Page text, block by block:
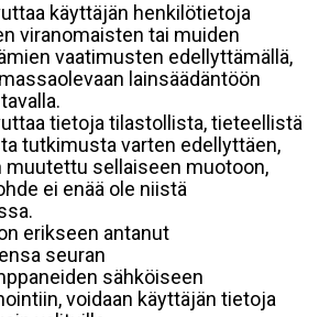
käyttäjän henkilötietoja
viranomaisten tai muiden
vaatimusten edellyttämällä,
lainsäädäntöön
tietoja tilastollista, tieteellistä
tutkimusta varten edellyttäen,
muutettu sellaiseen muotoon,
ei enää ole niistä
erikseen antanut
seuran
sähköiseen
voidaan käyttäjän tietoja